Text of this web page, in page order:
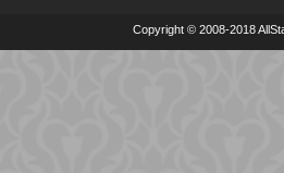
Copyright © 2008-2018